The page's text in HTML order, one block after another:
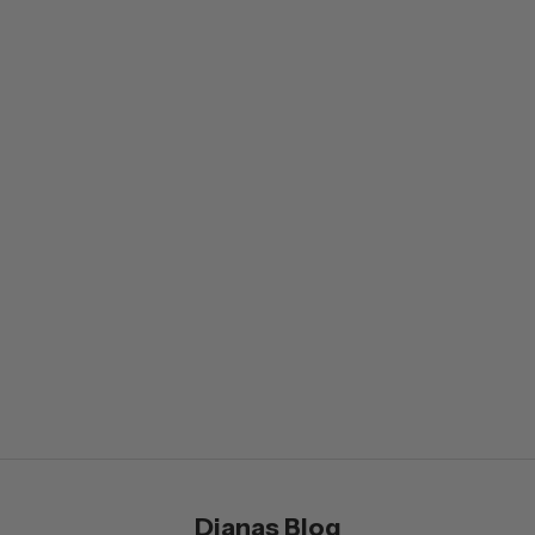
Dianas Blog